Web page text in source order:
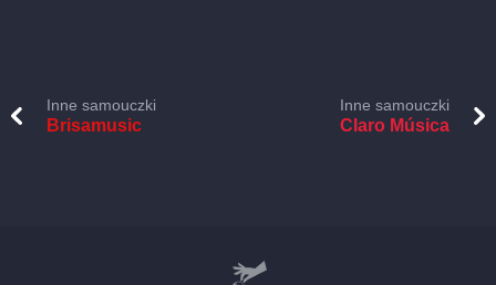
Inne samouczki
Brisamusic
Inne samouczki
Claro Música